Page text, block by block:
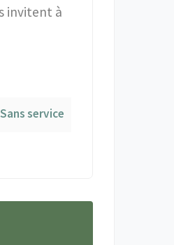
invitent à
service